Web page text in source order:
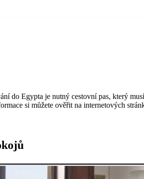
do Egypta je nutný cestovní pas, který
si můžete ověřit na internetových